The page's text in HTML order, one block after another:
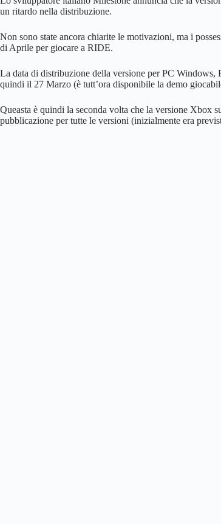
un ritardo nella distribuzione.
Non sono state ancora chiarite le motivazioni, ma i
di Aprile per giocare a RIDE.
La data di distribuzione della versione per PC Windows,
quindi il 27 Marzo (è tutt’ora disponibile la demo
Queasta è quindi la seconda volta che la versione Xbox
pubblicazione per tutte le versioni (inizialmente era